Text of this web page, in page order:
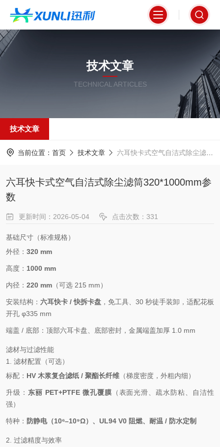
技术文章
TECHNICAL ARTICLES
技术文章
当前位置： 首页 技术文章 六耳快卡式空气自洁式除尘滤筒320*1000mm参数
六耳快卡式空气自洁式除尘滤筒320*1000mm参
数
更新时间：2026-05-04 点击次数：331
基础尺寸（标准规格）
外径： 320 mm
高度： 1000 mm
内径： 220 mm （可选 215 mm）
安装结构： 六耳快卡 / 快拆卡盘 ，免工具、30 秒徒手装卸，适配花板
开孔 φ335 mm
端盖 / 底部：顶部六耳卡盘、底部密封，金属端盖加厚 1.0 mm
滤材与过滤性能
1. 滤材配置（可选）
标配： HV 木浆复合滤纸 / 聚酯长纤维 （梯度密度，外粗内细）
升级： 东丽 PET+PTFE 微孔覆膜 （表面光滑、疏水防粘、自洁性
强）
特种： 防静电（10⁶–10⁹Ω）、UL94 V0 阻燃、耐温 / 防水定制
2. 过滤精度与效率